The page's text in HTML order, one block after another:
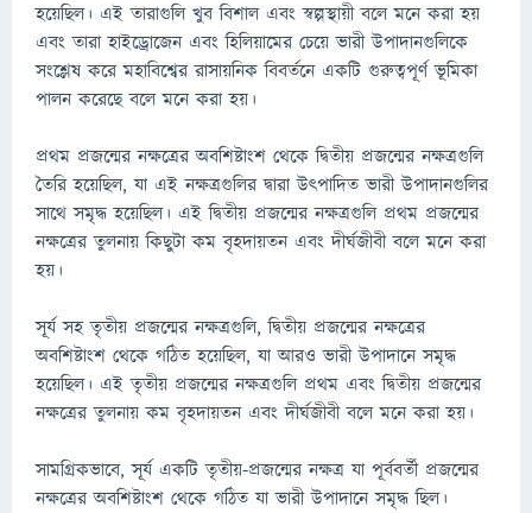
হয়েছিল। এই তারাগুলি খুব বিশাল এবং স্বল্পস্থায়ী বলে মনে করা হয়
এবং তারা হাইড্রোজেন এবং হিলিয়ামের চেয়ে ভারী উপাদানগুলিকে
সংশ্লেষ করে মহাবিশ্বের রাসায়নিক বিবর্তনে একটি গুরুত্বপূর্ণ ভূমিকা
পালন করেছে বলে মনে করা হয়।
প্রথম প্রজন্মের নক্ষত্রের অবশিষ্টাংশ থেকে দ্বিতীয় প্রজন্মের নক্ষত্রগুলি
তৈরি হয়েছিল, যা এই নক্ষত্রগুলির দ্বারা উত্পাদিত ভারী উপাদানগুলির
সাথে সমৃদ্ধ হয়েছিল। এই দ্বিতীয় প্রজন্মের নক্ষত্রগুলি প্রথম প্রজন্মের
নক্ষত্রের তুলনায় কিছুটা কম বৃহদায়তন এবং দীর্ঘজীবী বলে মনে করা
হয়।
সূর্য সহ তৃতীয় প্রজন্মের নক্ষত্রগুলি, দ্বিতীয় প্রজন্মের নক্ষত্রের
অবশিষ্টাংশ থেকে গঠিত হয়েছিল, যা আরও ভারী উপাদানে সমৃদ্ধ
হয়েছিল। এই তৃতীয় প্রজন্মের নক্ষত্রগুলি প্রথম এবং দ্বিতীয় প্রজন্মের
নক্ষত্রের তুলনায় কম বৃহদায়তন এবং দীর্ঘজীবী বলে মনে করা হয়।
সামগ্রিকভাবে, সূর্য একটি তৃতীয়-প্রজন্মের নক্ষত্র যা পূর্ববর্তী প্রজন্মের
নক্ষত্রের অবশিষ্টাংশ থেকে গঠিত যা ভারী উপাদানে সমৃদ্ধ ছিল।